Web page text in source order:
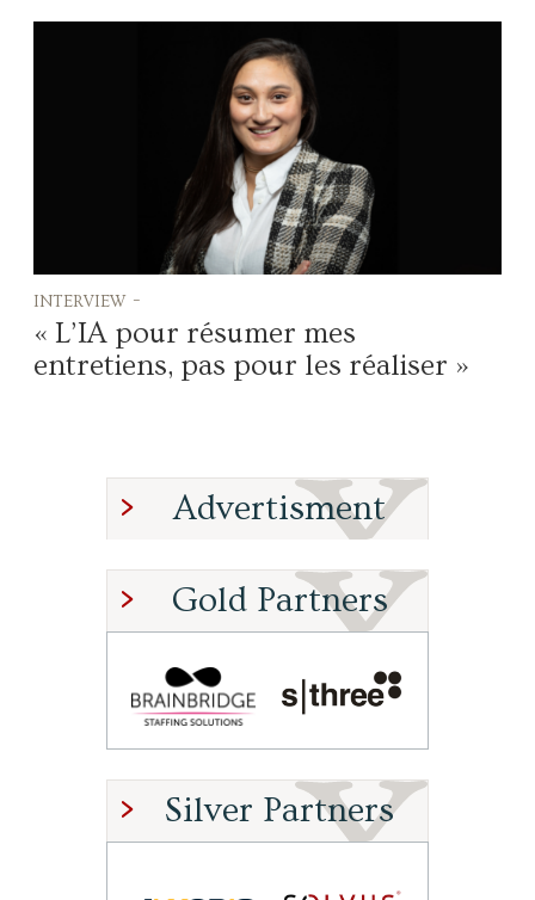
interview -
« L’IA pour résumer mes
entretiens, pas pour les réaliser »
Advertisment
Gold Partners
Silver Partners